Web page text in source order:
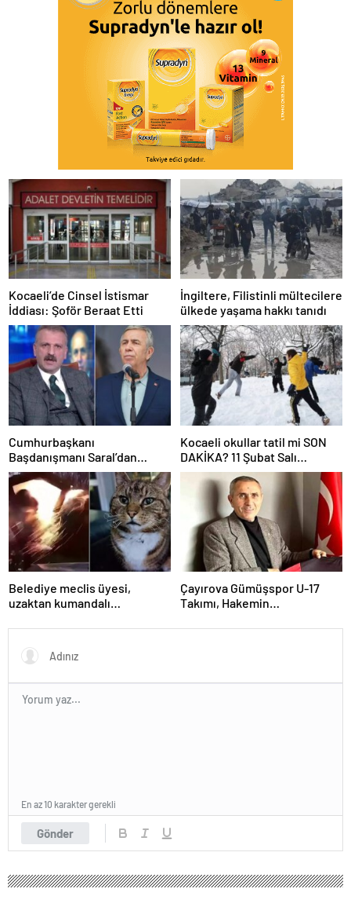
Kocaeli’de Cinsel İstismar
İddiası: Şoför Beraat Etti
İngiltere, Filistinli mültecilere
ülkede yaşama hakkı tanıdı
Cumhurbaşkanı
Başdanışmanı Saral’dan
gündem yaratacak Mansur
Yavaş iddiası
Kocaeli okullar tatil mi SON
DAKİKA? 11 Şubat Salı
Kocaeli’de okul yok mu
(Kocaeli Valiliği Açıklaması –
KAR TATİLİ)?
Belediye meclis üyesi,
uzaktan kumandalı
uçurmaya çalıştı
Çayırova Gümüşspor U-17
Takımı, Hakemin
Ligden Çekildi
Gönder
En az 10 karakter gerekli